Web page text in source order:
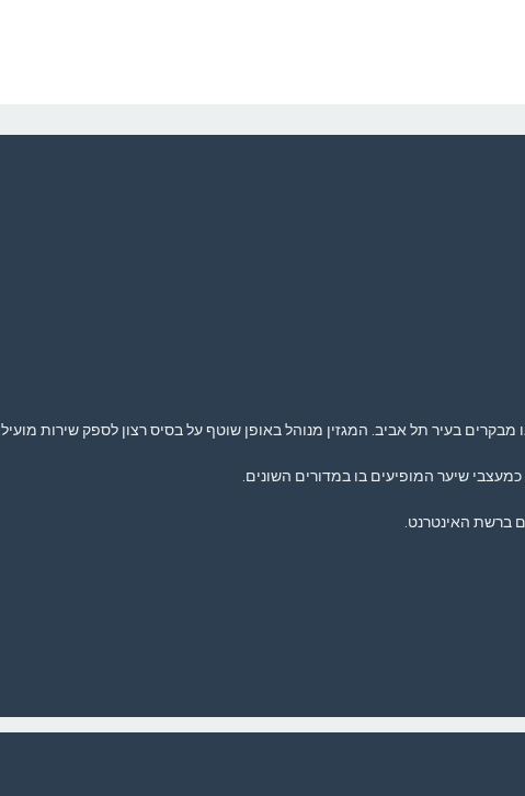
בעיר תל אביב. המגזין מנוהל באופן שוטף על בסיס רצון לספק שירות מועיל.
שיער המופיעים בו במדורים השונים.
ברשת האינטרנט.